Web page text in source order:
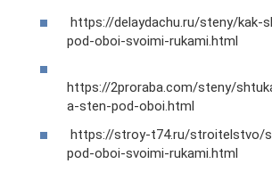
https://delaydachu.ru/steny/kak-
pod-oboi-svoimi-rukami.html
https://2proraba.com/steny/
a-sten-pod-oboi.html
https://stroy-t74.ru/stroitelstvo/
pod-oboi-svoimi-rukami.html